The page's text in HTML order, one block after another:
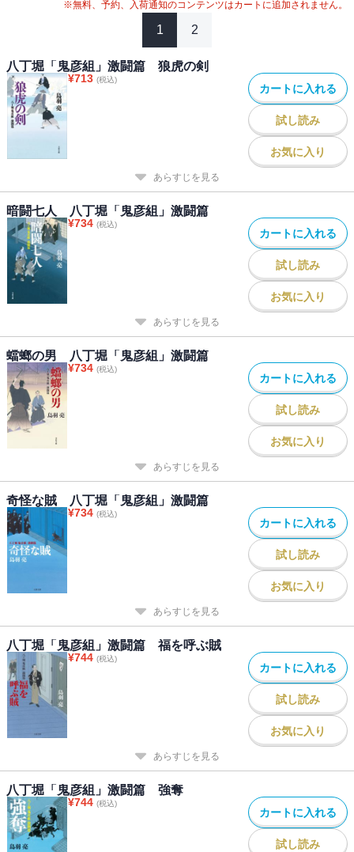
※無料、予約、入荷通知のコンテンツはカートに追加されません。
1 2
八丁堀「鬼彦組」激闘篇 狼虎の剣
¥713 (税込)
カートに入れる
試し読み
お気に入り
あらすじを見る
暗闘七人 八丁堀「鬼彦組」激闘篇
¥734 (税込)
カートに入れる
試し読み
お気に入り
あらすじを見る
蟷螂の男 八丁堀「鬼彦組」激闘篇
¥734 (税込)
カートに入れる
試し読み
お気に入り
あらすじを見る
奇怪な賊 八丁堀「鬼彦組」激闘篇
¥734 (税込)
カートに入れる
試し読み
お気に入り
あらすじを見る
八丁堀「鬼彦組」激闘篇 福を呼ぶ賊
¥744 (税込)
カートに入れる
試し読み
お気に入り
あらすじを見る
八丁堀「鬼彦組」激闘篇 強奪
¥744 (税込)
カートに入れる
試し読み